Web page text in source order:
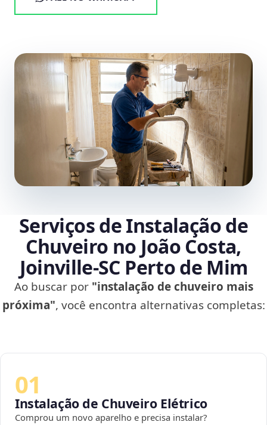
Serviços de Instalação de
Chuveiro no João Costa,
Joinville‑SC Perto de Mim
Ao buscar por "instalação de chuveiro mais
próxima", você encontra alternativas completas:
01
Instalação de Chuveiro Elétrico
Comprou um novo aparelho e precisa instalar?